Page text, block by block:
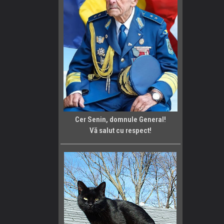
Cer Senin, domnule General!
Vă salut cu respect!